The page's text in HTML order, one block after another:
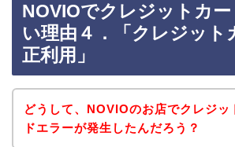
NOVIOでクレジットカ
い理由４．「クレジット
正利用」
どうして、NOVIOのお店でクレジッ
ドエラーが発生したんだろう？